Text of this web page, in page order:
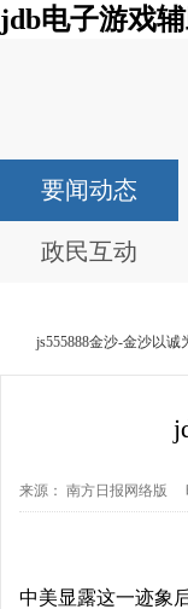
jdb电子游戏
要闻动态
政民互动
js555888金沙-金沙以诚
来源： 南方日报网络版
中美显露这一迹象